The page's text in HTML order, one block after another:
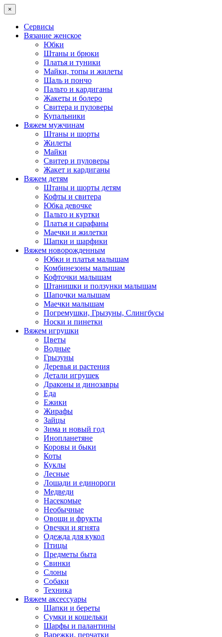
×
Сервисы
Вязание женское
Юбки
Штаны и брюки
Платья и туники
Майки, топы и жилеты
Шаль и пончо
Пальто и кардиганы
Жакеты и болеро
Свитера и пуловеры
Купальники
Вяжем мужчинам
Штаны и шорты
Жилеты
Майки
Свитер и пуловеры
Жакет и кардиганы
Вяжем детям
Штаны и шорты детям
Кофты и свитера
Юбка девочке
Пальто и куртки
Платья и сарафаны
Маечки и жилетки
Шапки и шарфики
Вяжем новорожденным
Юбки и платья малышам
Комбинезоны малышам
Кофточки малышам
Штанишки и ползунки малышам
Шапочки малышам
Маечки малышам
Погремушки, Грызуны, Слингбусы
Носки и пинетки
Вяжем игрушки
Цветы
Водные
Грызуны
Деревья и растения
Детали игрушек
Драконы и динозавры
Еда
Ежики
Жирафы
Зайцы
Зима и новый год
Инопланетяне
Коровы и быки
Коты
Куклы
Лесные
Лошади и единороги
Медведи
Насекомые
Необычные
Овощи и фрукты
Овечки и ягнята
Одежда для кукол
Птицы
Предметы быта
Свинки
Слоны
Собаки
Техника
Вяжем аксессуары
Шапки и береты
Сумки и кошельки
Шарфы и палантины
Варежки, перчатки